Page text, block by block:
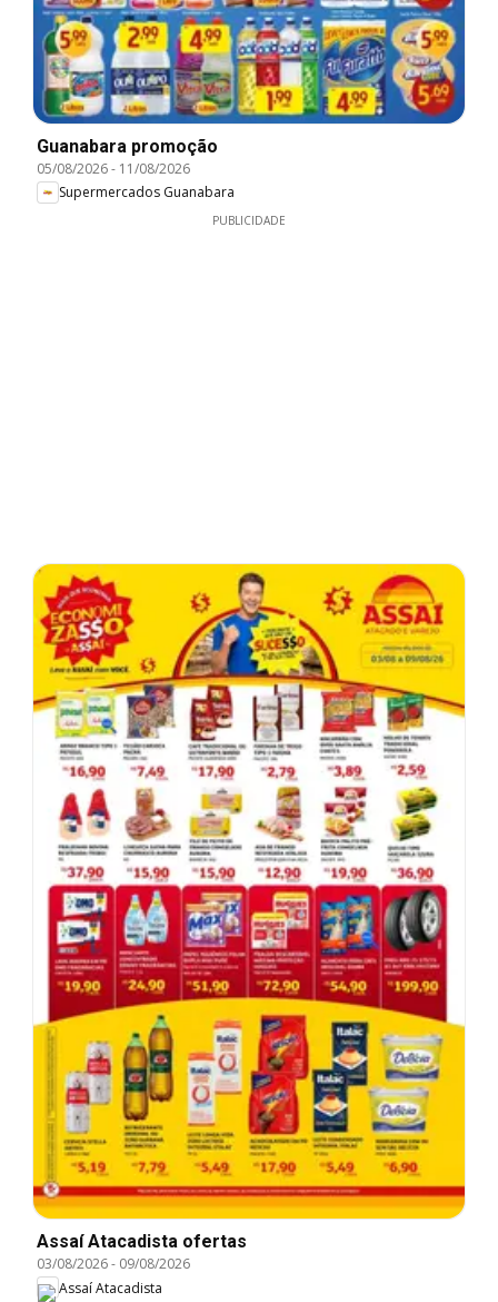
Guanabara promoção
05/08/2026- 11/08/2026
Supermercados Guanabara
PUBLICIDADE
Assaí Atacadista ofertas
03/08/2026- 09/08/2026
Assaí Atacadista